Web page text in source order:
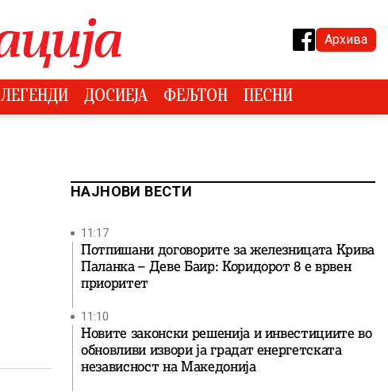
Архива
ЛЕГЕНДИ ДОСИЕЈА ФЕЉТОН ПЕСНИ
НАЈНОВИ ВЕСТИ
11:17
Потпишани договорите за железницата Крива
Паланка – Деве Баир: Коридорот 8 е врвен
приоритет
11:10
Новите законски решенија и инвестициите во
обновливи извори ја градат енергетската
независност на Македонија